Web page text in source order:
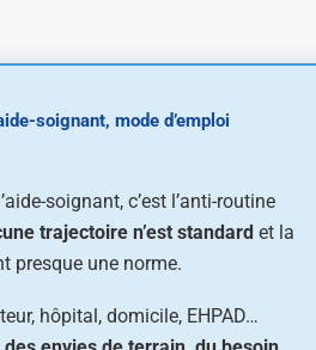
soignant, mode d’emploi
soignant, c’est l’anti-routine
trajectoire n’est standard et la
presque une norme.
hôpital, domicile, EHPAD…